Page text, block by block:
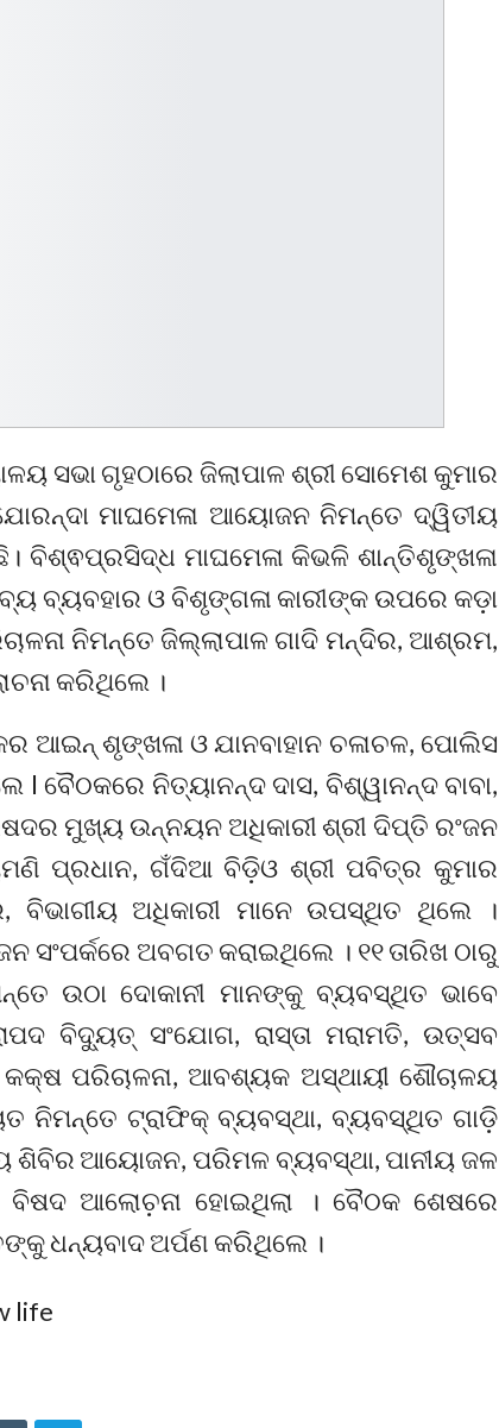
ସଭା ଗୃହଠାରେ ଜିଲାପାଳ ଶ୍ରୀ ସୋମେଶ କୁମାର
ମାଘମେଳା ଆୟୋଜନ ନିମନ୍ତେ ଦ୍ୱିତୀୟ
ବିଶ୍ଵପ୍ରସିଦ୍ଧ ମାଘମେଳା କିଭଳି ଶାନ୍ତିଶୃଙ୍ଖଳା
ବ୍ୟବହାର ଓ ବିଶୃଙ୍ଗଳା କାରୀଙ୍କ ଉପରେ କଡ଼ା
ନିମନ୍ତେ ଜିଲ୍ଲାପାଳ ଗାଦି ମନ୍ଦିର, ଆଶ୍ରମ,
କରିଥିଲେ ।
ଶୃଙ୍ଖଳା ଓ ଯାନବାହାନ ଚଳାଚଳ, ପୋଲିସ
l ବୈଠକରେ ନିତ୍ୟାନନ୍ଦ ଦାସ, ବିଶ୍ୱାନନ୍ଦ ବାବା,
ମୁଖ୍ୟ ଉନ୍ନୟନ ଅଧିକାରୀ ଶ୍ରୀ ଦିପ୍ତି ରଂଜନ
ପ୍ରଧାନ, ଗଁଦିଆ ବିଡ଼ିଓ ଶ୍ରୀ ପବିତ୍ର କୁମାର
ବିଭାଗୀୟ ଅଧିକାରୀ ମାନେ ଉପସ୍ଥିତ ଥିଲେ ।
ଅବଗତ କରାଇଥିଲେ । ୧୧ ତାରିଖ ଠାରୁ
ଉଠା ଦୋକାନୀ ମାନଙ୍କୁ ବ୍ୟବସ୍ଥିତ ଭାବେ
ବିଦ୍ୟୁତ୍ ସଂଯୋଗ, ରାସ୍ତା ମରାମତି, ଉତ୍ସବ
ପରିଚାଳନା, ଆବଶ୍ୟକ ଅସ୍ଥାୟୀ ଶୌଚାଳୟ
ନିମନ୍ତେ ଟ୍ରାଫିକ୍ ବ୍ୟବସ୍ଥା, ବ୍ୟବସ୍ଥିତ ଗାଡ଼ି
ଶିବିର ଆୟୋଜନ, ପରିମଳ ବ୍ୟବସ୍ଥା, ପାନୀୟ ଜଳ
ଆଲୋଚ଼ନା ହୋଇଥିଲା । ବୈଠକ ଶେଷରେ
ଧନ୍ୟବାଦ ଅର୍ପଣ କରିଥିଲେ ।